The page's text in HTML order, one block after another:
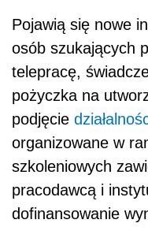
Pojawią się nowe
osób szukających
telepracę,
pożyczka na
podjęcie
organizowane w
szkoleniowych
pracodawcą i
dofinansowanie